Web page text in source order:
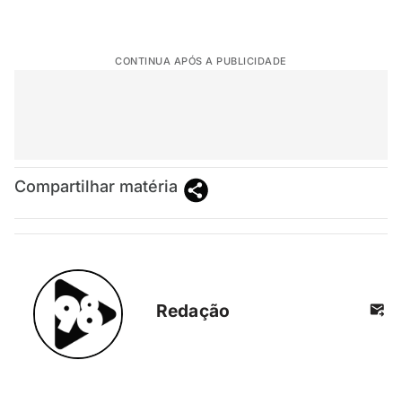
CONTINUA APÓS A PUBLICIDADE
Compartilhar matéria
Redação